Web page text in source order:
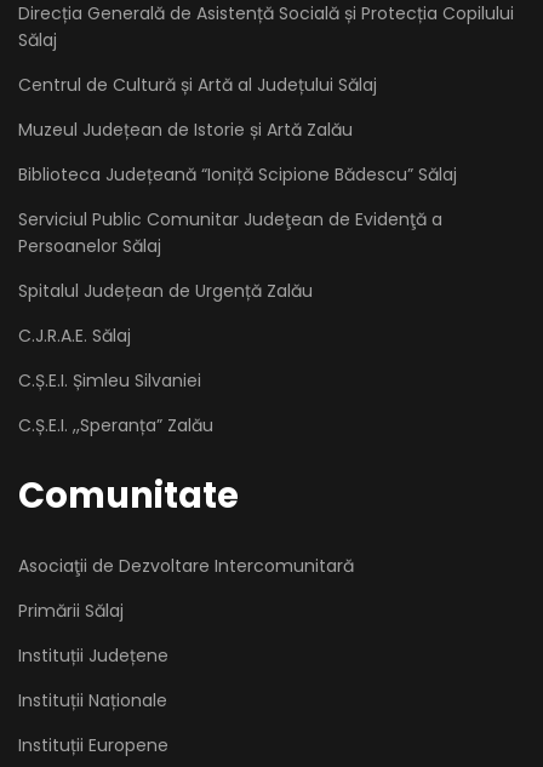
Direcția Generală de Asistență Socială și Protecția Copilului
Sălaj
Centrul de Cultură și Artă al Județului Sălaj
Muzeul Județean de Istorie și Artă Zalău
Biblioteca Județeană “Ioniță Scipione Bădescu” Sălaj
Serviciul Public Comunitar Judeţean de Evidenţă a
Persoanelor Sălaj
Spitalul Județean de Urgență Zalău
C.J.R.A.E. Sălaj
C.Ș.E.I. Șimleu Silvaniei
C.Ș.E.I. ,,Speranța” Zalău
Comunitate
Asociaţii de Dezvoltare Intercomunitară
Primării Sălaj
Instituții Județene
Instituții Naționale
Instituții Europene